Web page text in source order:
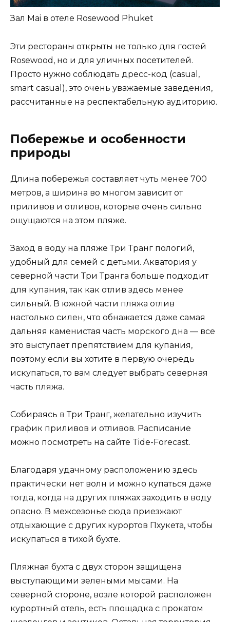
Зал Mai в отеле Rosewood Phuket
Эти рестораны открыты не только для гостей
Rosewood, но и для уличных посетителей.
Просто нужно соблюдать дресс-код (casual,
smart casual), это очень уважаемые заведения,
рассчитанные на респектабельную аудиторию.
Побережье и особенности
природы
Длина побережья составляет чуть менее 700
метров, а ширина во многом зависит от
приливов и отливов, которые очень сильно
ощущаются на этом пляже.
Заход в воду на пляже Три Транг пологий,
удобный для семей с детьми. Акватория у
северной части Три Транга больше подходит
для купания, так как отлив здесь менее
сильный. В южной части пляжа отлив
настолько силен, что обнажается даже самая
дальняя каменистая часть морского дна — все
это выступает препятствием для купания,
поэтому если вы хотите в первую очередь
искупаться, то вам следует выбрать северная
часть пляжа.
Собираясь в Три Транг, желательно изучить
график приливов и отливов. Расписание
можно посмотреть на сайте Tide-Forecast.
Благодаря удачному расположению здесь
практически нет волн и можно купаться даже
тогда, когда на других пляжах заходить в воду
опасно. В межсезонье сюда приезжают
отдыхающие с других курортов Пхукета, чтобы
искупаться в тихой бухте.
Пляжная бухта с двух сторон защищена
выступающими зелеными мысами. На
северной стороне, возле которой расположен
курортный отель, есть площадка с прокатом